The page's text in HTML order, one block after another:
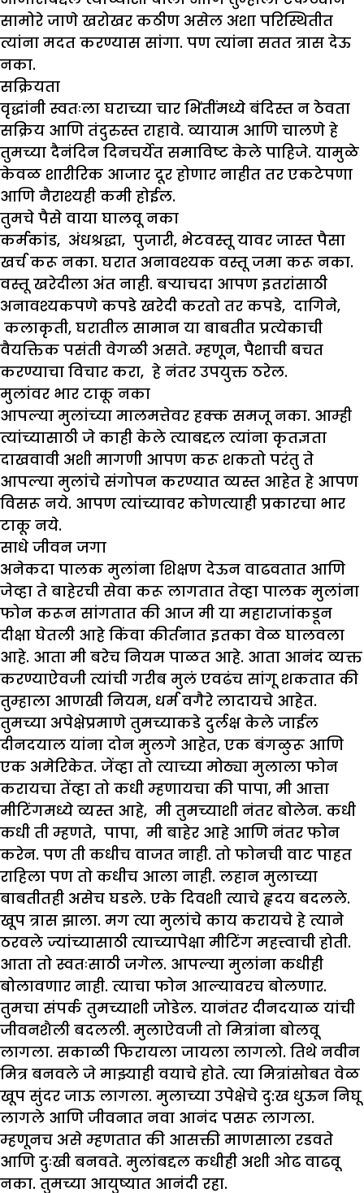
सामोरे जाणे खरोखर कठीण असेल अशा परिस्थितीत
त्यांना मदत करण्यास सांगा. पण त्यांना सतत त्रास देऊ
नका.
सक्रियता
वृद्धांनी स्वतःला घराच्या चार भिंतींमध्ये बंदिस्त न ठेवता
सक्रिय आणि तंदुरुस्त राहावे. व्यायाम आणि चालणे हे
तुमच्या दैनंदिन दिनचर्येत समाविष्ट केले पाहिजे. यामुळे
केवळ शारीरिक आजार दूर होणार नाहीत तर एकटेपणा
आणि नैराश्यही कमी होईल.
तुमचे पैसे वाया घालवू नका
कर्मकांड, अंधश्रद्धा, पुजारी, भेटवस्तू यावर जास्त पैसा
खर्च करू नका. घरात अनावश्यक वस्तू जमा करू नका.
वस्तू खरेदीला अंत नाही. बऱ्याचदा आपण इतरांसाठी
अनावश्यकपणे कपडे खरेदी करतो तर कपडे, दागिने,
कलाकृती, घरातील सामान या बाबतीत प्रत्येकाची
वैयक्तिक पसंती वेगळी असते. म्हणून, पैशाची बचत
करण्याचा विचार करा, हे नंतर उपयुक्त ठरेल.
मुलांवर भार टाकू नका
आपल्या मुलांच्या मालमत्तेवर हक्क समजू नका. आम्ही
त्यांच्यासाठी जे काही केले त्याबद्दल त्यांना कृतज्ञता
दाखवावी अशी मागणी आपण करू शकतो परंतु ते
आपल्या मुलांचे संगोपन करण्यात व्यस्त आहेत हे आपण
विसरू नये. आपण त्यांच्यावर कोणत्याही प्रकारचा भार
टाकू नये.
साधे जीवन जगा
अनेकदा पालक मुलांना शिक्षण देऊन वाढवतात आणि
जेव्हा ते बाहेरची सेवा करू लागतात तेव्हा पालक मुलांना
फोन करून सांगतात की आज मी या महाराजांकडून
दीक्षा घेतली आहे किंवा कीर्तनात इतका वेळ घालवला
आहे. आता मी बरेच नियम पाळत आहे. आता आनंद व्यक्त
करण्याऐवजी त्यांची गरीब मुलं एवढंच सांगू शकतात की
तुम्हाला आणखी नियम, धर्म वगैरे लादायचे आहेत.
तुमच्या अपेक्षेप्रमाणे तुमच्याकडे दुर्लक्ष केले जाईल
दीनदयाल यांना दोन मुलगे आहेत, एक बंगळुरू आणि
एक अमेरिकेत. जेंव्हा तो त्याच्या मोठ्या मुलाला फोन
करायचा तेंव्हा तो कधी म्हणायचा की पापा, मी आत्ता
मीटिंगमध्ये व्यस्त आहे, मी तुमच्याशी नंतर बोलेन. कधी
कधी ती म्हणते, पापा, मी बाहेर आहे आणि नंतर फोन
करेन. पण ती कधीच वाजत नाही. तो फोनची वाट पाहत
राहिला पण तो कधीच आला नाही. लहान मुलाच्या
बाबतीतही असेच घडले. एके दिवशी त्याचे हृदय बदलले.
खूप त्रास झाला. मग त्या मुलांचे काय करायचे हे त्याने
ठरवले ज्यांच्यासाठी त्याच्यापेक्षा मीटिंग महत्त्वाची होती.
आता तो स्वतःसाठी जगेल. आपल्या मुलांना कधीही
बोलावणार नाही. त्याचा फोन आल्यावरच बोलणार.
तुमचा संपर्क तुमच्याशी जोडेल. यानंतर दीनदयाळ यांची
जीवनशैली बदलली. मुलाऐवजी तो मित्रांना बोलवू
लागला. सकाळी फिरायला जायला लागलो. तिथे नवीन
मित्र बनवले जे माझ्याही वयाचे होते. त्या मित्रांसोबत वेळ
खूप सुंदर जाऊ लागला. मुलाच्या उपेक्षेचे दु:ख धुऊन निघू
लागले आणि जीवनात नवा आनंद पसरू लागला.
म्हणूनच असे म्हणतात की आसक्ती माणसाला रडवते
आणि दुःखी बनवते. मुलांबद्दल कधीही अशी ओढ वाढवू
नका. तुमच्या आयुष्यात आनंदी रहा.